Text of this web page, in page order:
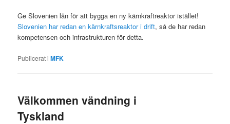
Ge Slovenien lån för att bygga en ny kärnkraftreaktor istället!
Slovenien har redan en kärnkraftsreaktor i drift, så de har redan
kompetensen och infrastrukturen för detta.
Publicerat i MFK
Välkommen vändning i
Tyskland